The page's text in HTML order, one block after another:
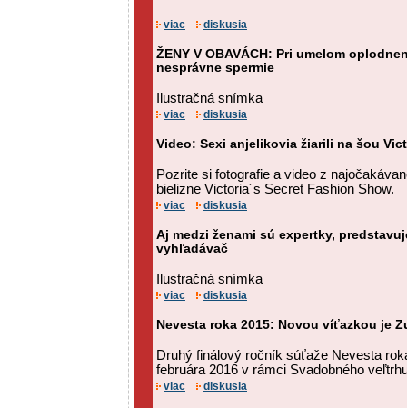
viac diskusia
ŽENY V OBAVÁCH: Pri umelom
nesprávne spermie
Ilustračná snímka
viac diskusia
Video: Sexi anjelikovia žiarili na šou
Pozrite si fotografie a video z
bielizne Victoria´s Secret Fashion Show.
viac diskusia
Aj medzi ženami sú expertky,
vyhľadávač
Ilustračná snímka
viac diskusia
Nevesta roka 2015: Novou víťazkou je
Druhý finálový ročník súťaže Nevesta
februára 2016 v rámci Svadobného
viac diskusia